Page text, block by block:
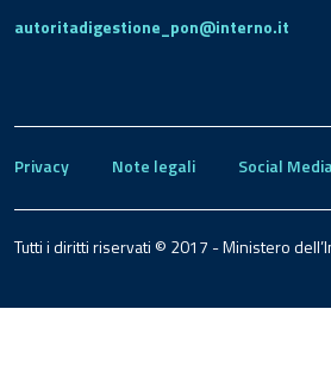
autoritadigestione_pon@interno.it
Privacy Note legali Social
Tutti i diritti riservati © 2017 - Ministero